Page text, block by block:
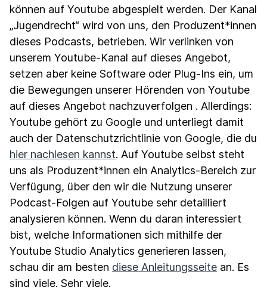
können auf Youtube abgespielt werden. Der Kanal
„Jugendrecht“ wird von uns, den Produzent*innen
dieses Podcasts, betrieben. Wir verlinken von
unserem Youtube-Kanal auf dieses Angebot,
setzen aber keine Software oder Plug-Ins ein, um
die Bewegungen unserer Hörenden von Youtube
auf dieses Angebot nachzuverfolgen . Allerdings:
Youtube gehört zu Google und unterliegt damit
auch der Datenschutzrichtlinie von Google, die du
hier nachlesen kannst. Auf Youtube selbst steht
uns als Produzent*innen ein Analytics-Bereich zur
Verfügung, über den wir die Nutzung unserer
Podcast-Folgen auf Youtube sehr detailliert
analysieren können. Wenn du daran interessiert
bist, welche Informationen sich mithilfe der
Youtube Studio Analytics generieren lassen,
schau dir am besten diese Anleitungsseite an. Es
sind viele. Sehr viele.